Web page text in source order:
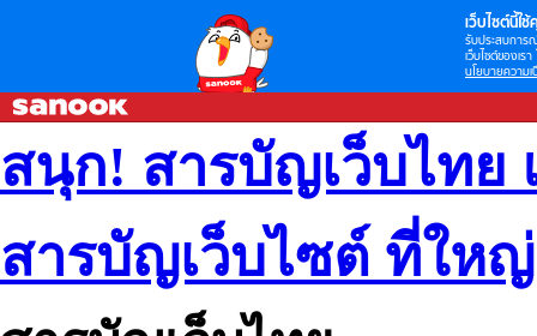
เว็บไซต์นี้ใช้
รับประสบการ
เว็บไซต์ของเร
นโยบายความ
สนุก! สารบัญเว็บไทย
สารบัญเว็บไซต์ ที่ให